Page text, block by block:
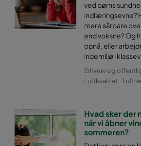
ved børns
indlæringsevne?
mere sårbare
end voksne? Og
opnå, eller
indemiljø i
Erhverv og
Luftkvalitet
Hvad sker der
når vi åbner
sommeren?